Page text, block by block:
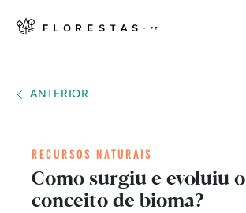
ANTERIOR
RECURSOS NATURAIS
Como surgiu e evoluiu o
conceito de bioma?